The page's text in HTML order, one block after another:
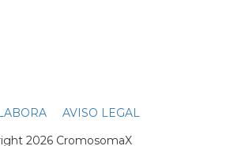
AVISO LEGAL
2026 CromosomaX